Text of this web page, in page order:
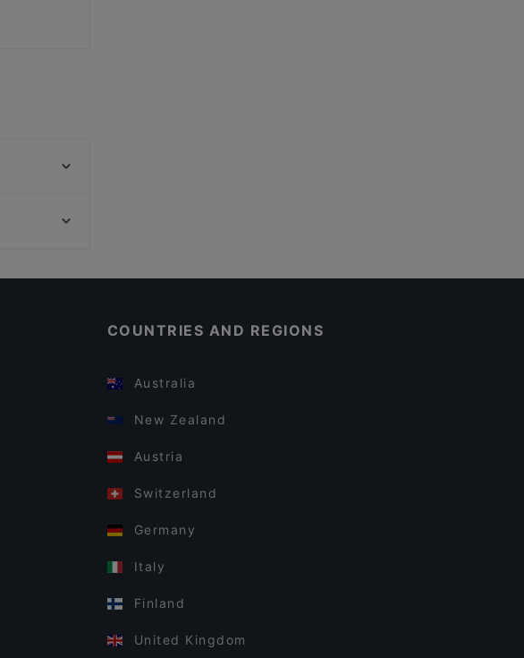
COUNTRIES AND REGIONS
Australia
New Zealand
Austria
Switzerland
Germany
Italy
Finland
United Kingdom